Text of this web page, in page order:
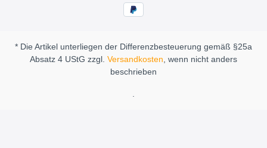
* Die Artikel unterliegen der Differenzbesteuerung gemäß §25a
Absatz 4 UStG zzgl. Versandkosten, wenn nicht anders
beschrieben
.